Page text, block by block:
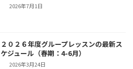
2026年7月1日
２０２６年度グループレッスンの最新ス
ケジュール（春期：4-6月）
2026年3月24日